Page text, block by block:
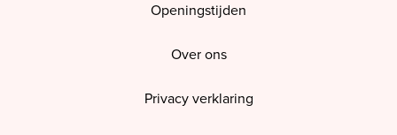
Openingstijden
Over ons
Privacy verklaring